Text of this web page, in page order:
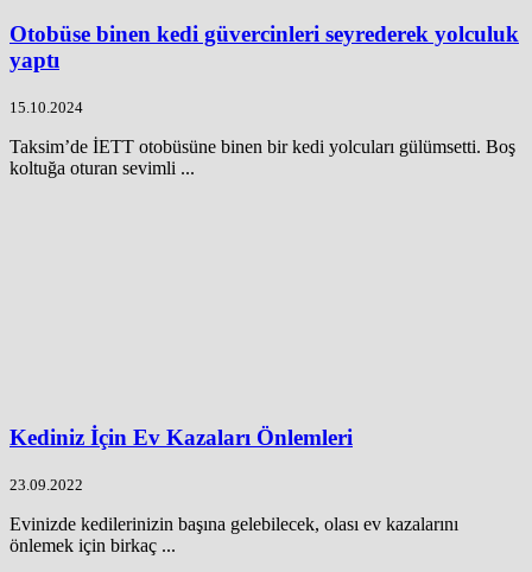
Otobüse binen kedi güvercinleri seyrederek yolculuk
yaptı
15.10.2024
Taksim’de İETT otobüsüne binen bir kedi yolcuları gülümsetti. Boş
koltuğa oturan sevimli ...
Kediniz İçin Ev Kazaları Önlemleri
23.09.2022
Evinizde kedilerinizin başına gelebilecek, olası ev kazalarını
önlemek için birkaç ...